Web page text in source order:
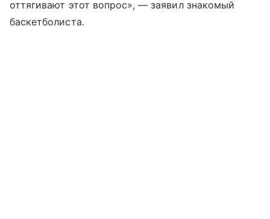
оттягивают этот вопрос», — заявил знакомый
баскетболиста.